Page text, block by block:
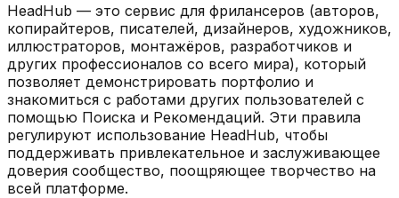
HeadHub — это сервис для фрилансеров (авторов,
копирайтеров, писателей, дизайнеров, художников,
иллюстраторов, монтажёров, разработчиков и
других профессионалов со всего мира), который
позволяет демонстрировать портфолио и
знакомиться с работами других пользователей с
помощью Поиска и Рекомендаций. Эти правила
регулируют использование HeadHub, чтобы
поддерживать привлекательное и заслуживающее
доверия сообщество, поощряющее творчество на
всей платформе.